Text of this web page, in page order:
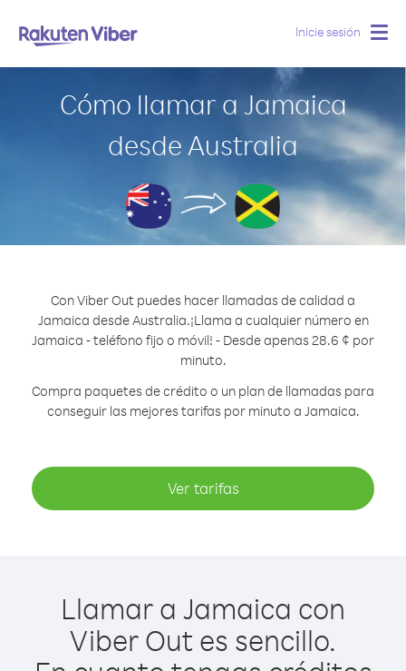
Inicie sesión
Cómo llamar a Jamaica
desde Australia
Con Viber Out puedes hacer llamadas de calidad a
Jamaica desde Australia.¡Llama a cualquier número en
Jamaica - teléfono fijo o móvil! - Desde apenas 28.6 ¢ por
minuto.
Compra paquetes de crédito o un plan de llamadas para
conseguir las mejores tarifas por minuto a Jamaica.
Ver tarifas
Llamar a Jamaica con
Viber Out es sencillo.